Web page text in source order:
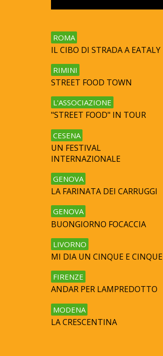
ROMA
IL CIBO DI STRADA A EATALY
RIMINI
STREET FOOD TOWN
L'ASSOCIAZIONE
"STREET FOOD" IN TOUR
CESENA
UN FESTIVAL
INTERNAZIONALE
GENOVA
LA FARINATA DEI CARRUGGI
GENOVA
BUONGIORNO FOCACCIA
LIVORNO
MI DIA UN CINQUE E CINQUE
FIRENZE
ANDAR PER LAMPREDOTTO
MODENA
LA CRESCENTINA